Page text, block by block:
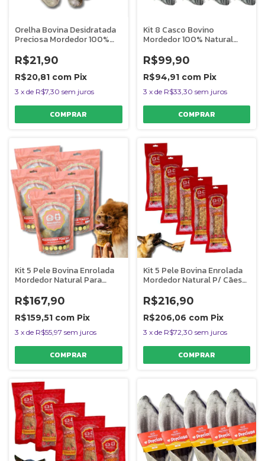
Orelha Bovina Desidratada
Preciosa Mordedor 100%
AlecrimPet
R$21,90
R$20,81 com Pix
3 x de R$7,30 sem juros
Kit 8 Casco Bovino
Mordedor 100% Natural
AlecrimPet
R$99,90
R$94,91 com Pix
3 x de R$33,30 sem juros
Kit 5 Pele Bovina Enrolada
Mordedor Natural Para
R$167,90
R$159,51 com Pix
3 x de R$55,97 sem juros
Kit 5 Pele Bovina Enrolada
Mordedor Natural P/ Cães
AlecrimPet
R$216,90
R$206,06 com Pix
3 x de R$72,30 sem juros